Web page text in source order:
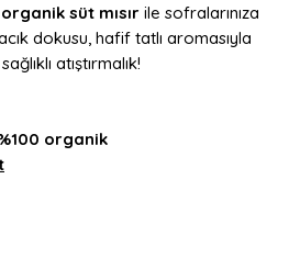
organik süt mısır ile sofralarınıza
dokusu, hafif tatlı aromasıyla
atıştırmalık!
organik